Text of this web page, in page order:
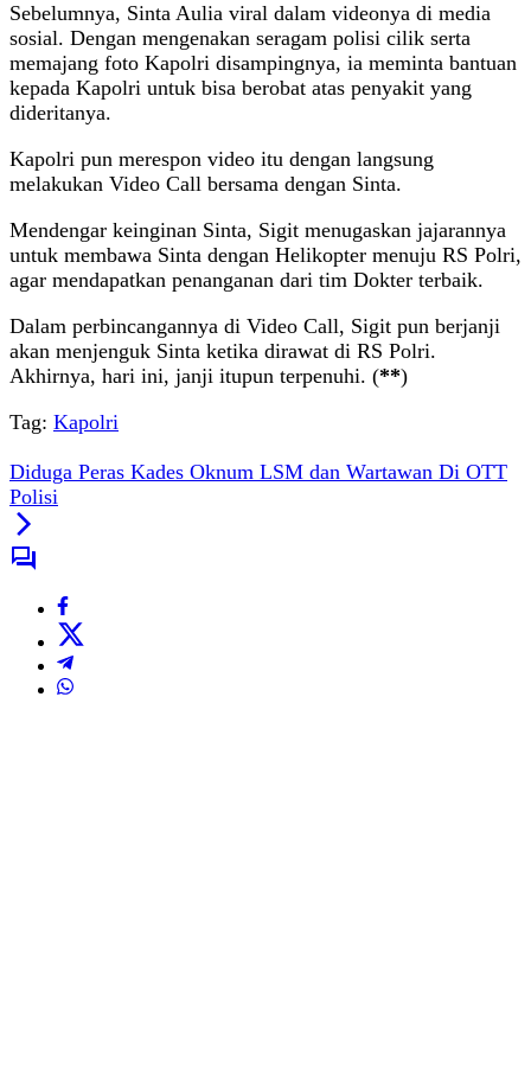
Sebelumnya, Sinta Aulia viral dalam videonya di media
sosial. Dengan mengenakan seragam polisi cilik serta
memajang foto Kapolri disampingnya, ia meminta bantuan
kepada Kapolri untuk bisa berobat atas penyakit yang
dideritanya.
Kapolri pun merespon video itu dengan langsung
melakukan Video Call bersama dengan Sinta.
Mendengar keinginan Sinta, Sigit menugaskan jajarannya
untuk membawa Sinta dengan Helikopter menuju RS Polri,
agar mendapatkan penanganan dari tim Dokter terbaik.
Dalam perbincangannya di Video Call, Sigit pun berjanji
akan menjenguk Sinta ketika dirawat di RS Polri.
Akhirnya, hari ini, janji itupun terpenuhi. (**)
Tag: Kapolri
Diduga Peras Kades Oknum LSM dan Wartawan Di OTT
Polisi